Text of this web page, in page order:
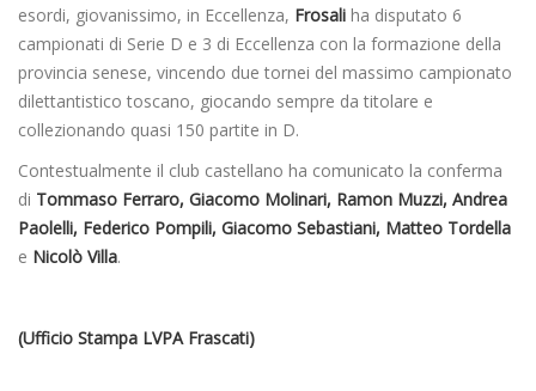
esordi, giovanissimo, in Eccellenza, Frosali ha disputato 6
campionati di Serie D e 3 di Eccellenza con la formazione della
provincia senese, vincendo due tornei del massimo campionato
dilettantistico toscano, giocando sempre da titolare e
collezionando quasi 150 partite in D.
Contestualmente il club castellano ha comunicato la conferma
di Tommaso Ferraro, Giacomo Molinari, Ramon Muzzi, Andrea
Paolelli, Federico Pompili, Giacomo Sebastiani, Matteo Tordella
e Nicolò Villa.
(Ufficio Stampa LVPA Frascati)